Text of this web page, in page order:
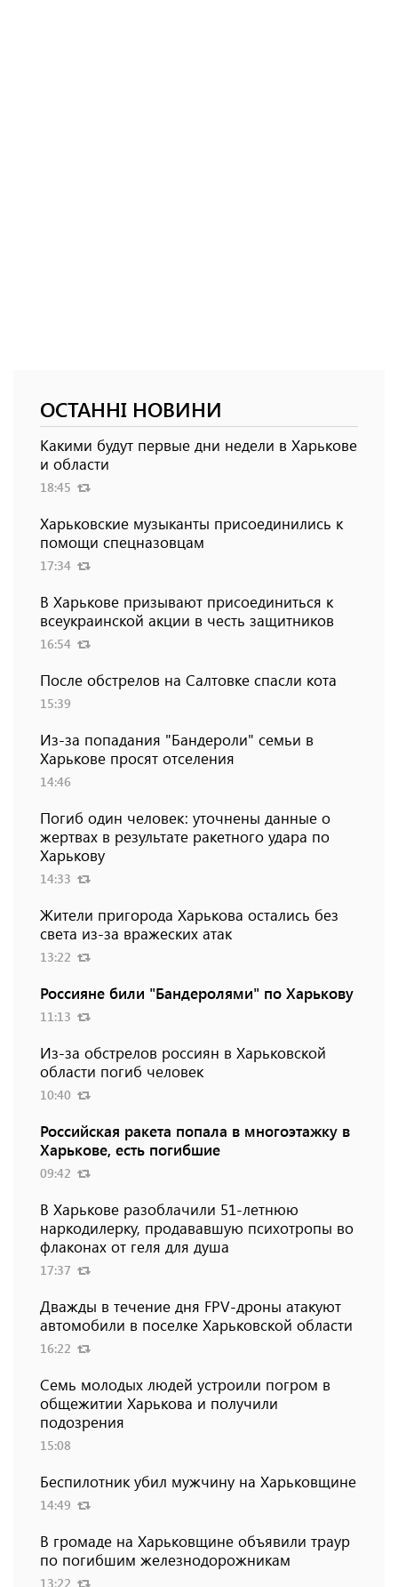
ОСТАННІ НОВИНИ
Какими будут первые дни недели в Харькове
и области
18:45
Харьковские музыканты присоединились к
помощи спецназовцам
17:34
В Харькове призывают присоединиться к
всеукраинской акции в честь защитников
16:54
После обстрелов на Салтовке спасли кота
15:39
Из-за попадания "Бандероли" семьи в
Харькове просят отселения
14:46
Погиб один человек: уточнены данные о
жертвах в результате ракетного удара по
Харькову
14:33
Жители пригорода Харькова остались без
света из-за вражеских атак
13:22
Россияне били "Бандеролями" по Харькову
11:13
Из-за обстрелов россиян в Харьковской
области погиб человек
10:40
Российская ракета попала в многоэтажку в
Харькове, есть погибшие
09:42
В Харькове разоблачили 51-летнюю
наркодилерку, продававшую психотропы во
флаконах от геля для душа
17:37
Дважды в течение дня FPV-дроны атакуют
автомобили в поселке Харьковской области
16:22
Семь молодых людей устроили погром в
общежитии Харькова и получили
подозрения
15:08
Беспилотник убил мужчину на Харьковщине
14:49
В громаде на Харьковщине объявили траур
по погибшим железнодорожникам
13:22